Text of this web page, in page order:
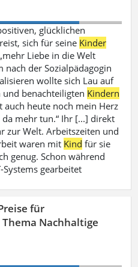
glücklichen
sich für seine Kinder
Liebe in die Welt
nach der Sozialpädagogin
wollte sich Lau auf
benachteiligten Kindern
auch heute noch mein Herz
mehr tun.“ Ihr [...] direkt
zur Welt. Arbeitszeiten und
waren mit Kind für sie
genug. Schon während
Systems gearbeitet
für
Nachhaltige